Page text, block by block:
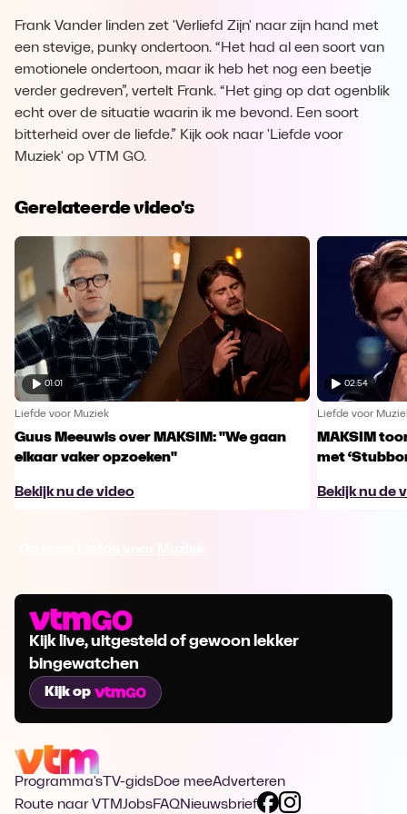
Frank Vander linden zet 'Verliefd Zijn' naar zijn hand met
een stevige, punky ondertoon. “Het had al een soort van
emotionele ondertoon, maar ik heb het nog een beetje
verder gedreven”, vertelt Frank. “Het ging op dat ogenblik
echt over de situatie waarin ik me bevond. Een soort
bitterheid over de liefde.” Kijk ook naar 'Liefde voor
Muziek' op VTM GO.
Gerelateerde video's
01:01
Liefde voor Muziek
Guus Meeuwis over MAKSIM: "We gaan
elkaar vaker opzoeken"
Bekijk nu de video
02:54
Liefde voor
MAKSIM
met
Bekijk nu de
Kijk live, uitgesteld of gewoon lekker
bingewatchen
Kijk op
Programma's TV-gidsDoe meeAdverteren
Route naar VTMJobsFAQNieuwsbrief